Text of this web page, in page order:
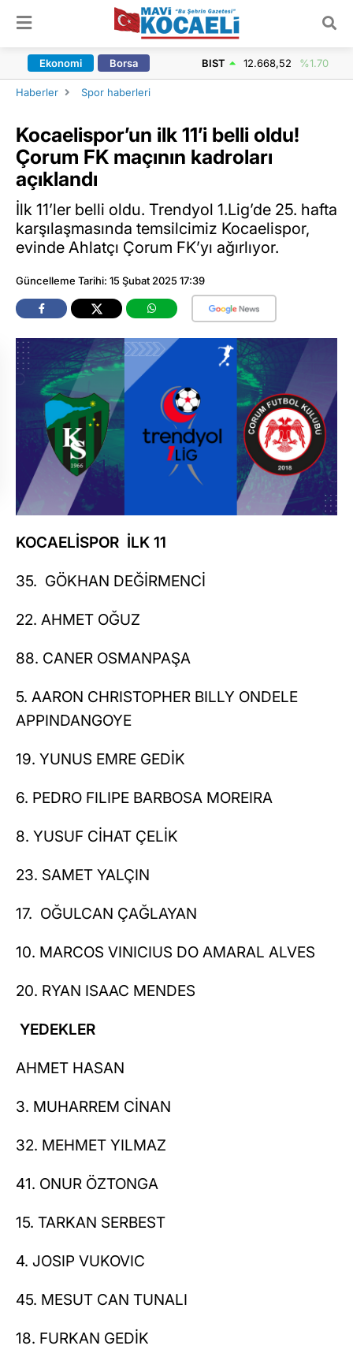
Ekonomi Borsa BIST 12.668,52 %1.70
Haberler Spor haberleri
Kocaelispor’un ilk 11’i belli oldu!
Çorum FK maçının kadroları
açıklandı
İlk 11’ler belli oldu. Trendyol 1.Lig’de 25. hafta
karşılaşmasında temsilcimiz Kocaelispor,
evinde Ahlatçı Çorum FK’yı ağırlıyor.
Güncelleme Tarihi: 15 Şubat 2025 17:39
KOCAELİSPOR İLK 11
35. GÖKHAN DEĞİRMENCİ
22. AHMET OĞUZ
88. CANER OSMANPAŞA
5. AARON CHRISTOPHER BILLY ONDELE
APPINDANGOYE
19. YUNUS EMRE GEDİK
6. PEDRO FILIPE BARBOSA MOREIRA
8. YUSUF CİHAT ÇELİK
23. SAMET YALÇIN
17. OĞULCAN ÇAĞLAYAN
10. MARCOS VINICIUS DO AMARAL ALVES
20. RYAN ISAAC MENDES
YEDEKLER
AHMET HASAN
3. MUHARREM CİNAN
32. MEHMET YILMAZ
41. ONUR ÖZTONGA
15. TARKAN SERBEST
4. JOSIP VUKOVIC
45. MESUT CAN TUNALI
18. FURKAN GEDİK